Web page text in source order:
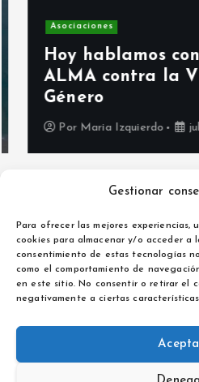
Gestionar
Para ofrecer las mejores experiencias,
cookies para almacenar y/o acceder a
consentimiento de estas tecnologías
como el comportamiento de
en este sitio. No consentir o retirar el
negativamente a ciertas
Asociaciones
Hoy hablamos con
ALMA contra la
Género
PorMaria Izquierdo julio
Aviso legal
Política de privacidad